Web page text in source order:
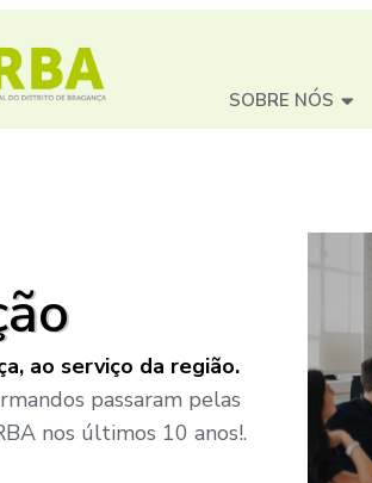
SOBRE NÓS
ao serviço da região.
passaram pelas
nos últimos 10 anos!.